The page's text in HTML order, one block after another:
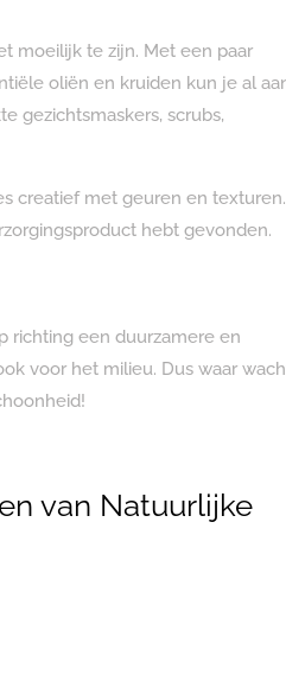
moeilijk te zijn. Met een paar
oliën en kruiden kun je al
gezichtsmaskers, scrubs,
creatief met geuren en texturen.
hebt gevonden.
richting een duurzamere en
voor het milieu. Dus waar
van Natuurlijke